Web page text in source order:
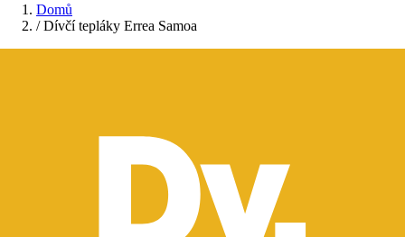
Domů
/ Dívčí tepláky Errea Samoa